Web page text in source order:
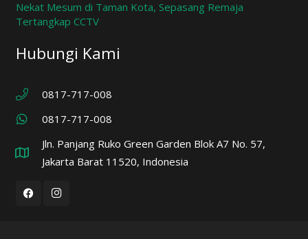
Nekat Mesum di Taman Kota, Sepasang Remaja
Tertangkap CCTV
Hubungi Kami
0817-717-008
0817-717-008
Jln. Panjang Ruko Green Garden Blok A7 No. 57,
Jakarta Barat 11520, Indonesia